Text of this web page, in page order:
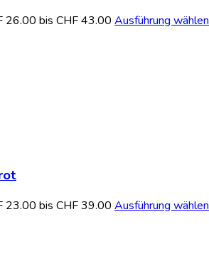
26.00 bis CHF 43.00 Ausführung wählen
23.00 bis CHF 39.00 Ausführung wählen